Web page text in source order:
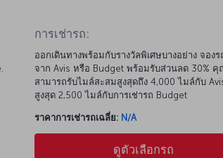
การเช่ารถ:
ออกเดินทางพร้อมกับรางวัลพิเศษบางอย่าง จอง
จาก Avis หรือ Budget พร้อมรับส่วนลด 30% คุ
สามารถรับไมล์สะสมสูงสุดถึง 4,000 ไมล์กับ
สูงสุด 2,500 ไมล์กับการเช่ารถ Budget
ราคาการเช่ารถเฉลี่ย: N/A
ดูตัวเลือกรถ